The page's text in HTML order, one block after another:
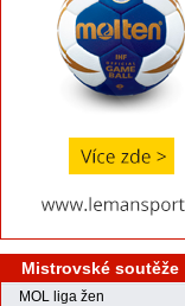
Mistrovské soutěže
MOL liga žen